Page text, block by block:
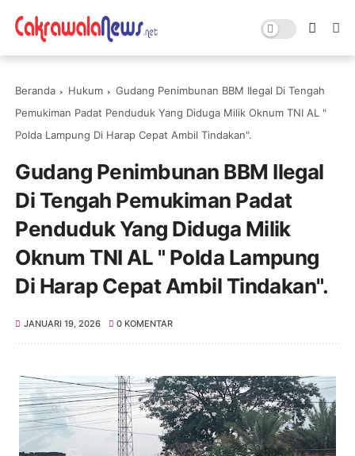
Beranda Hukum
Gudang Penimbunan BBM Ilegal Di Tengah
Pemukiman Padat Penduduk Yang Diduga Milik Oknum TNI AL "
Polda Lampung Di Harap Cepat Ambil Tindakan".
Gudang Penimbunan BBM Ilegal
Di Tengah Pemukiman Padat
Penduduk Yang Diduga Milik
Oknum TNI AL " Polda Lampung
Di Harap Cepat Ambil Tindakan".
JANUARI 19, 2026 0 KOMENTAR